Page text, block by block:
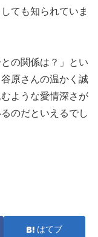
ても知られていま
の関係は？」とい
原さんの温かく誠
ような愛情深さが
のだといえるでし
はてブ